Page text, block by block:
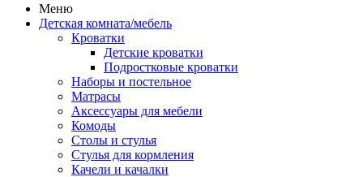
Меню
Детская комната/мебель
Кроватки
Детские кроватки
Подростковые кроватки
Наборы и постельное
Матрасы
Аксессуары для мебели
Комоды
Столы и стулья
Стулья для кормления
Качели и качалки